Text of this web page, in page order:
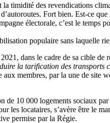
la timidité des revendications
Fort bien. Est-ce
électorale, c’est le
populaire sans laquelle
dans le cadre de sa cible
la tarification des transports
membres, par la une de site
10 000 logements sociaux
les locataires, s’avère être le
permise par la Régie.